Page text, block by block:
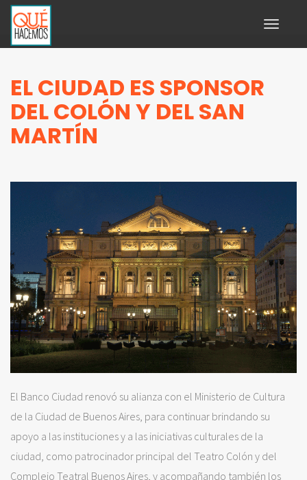
Toggle
EL CIUDAD ES SPONSOR
DEL COLÓN Y DEL SAN
MARTÍN
El Banco Ciudad renovó su alianza con el Ministerio de Cultura
de la Ciudad de Buenos Aires, para continuar brindando su
apoyo a las instituciones y a las iniciativas culturales de la
ciudad, como patrocinador principal del Teatro Colón y del
Complejo Teatral Buenos Aires, y acompañando también los